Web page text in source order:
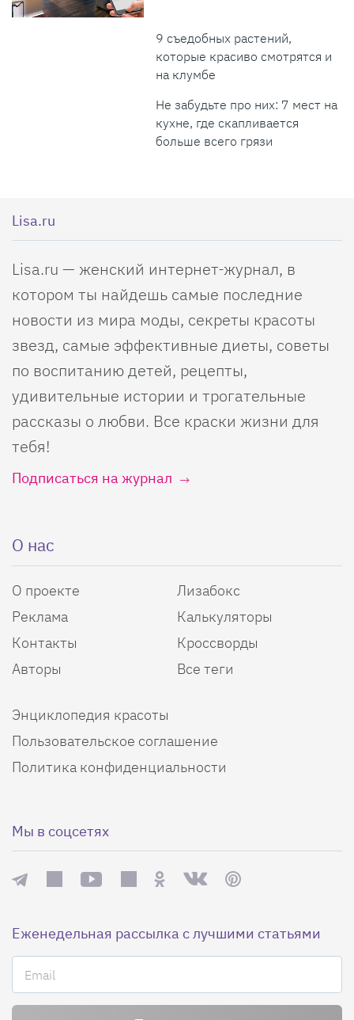
9 съедобных растений,
которые красиво смотрятся и
на клумбе
Не забудьте про них: 7 мест на
кухне, где скапливается
больше всего грязи
Lisa.ru
Lisa.ru — женский интернет-журнал, в
котором ты найдешь самые последние
новости из мира моды, секреты красоты
звезд, самые эффективные диеты, советы
по воспитанию детей, рецепты,
удивительные истории и трогательные
рассказы о любви. Все краски жизни для
тебя!
Подписаться на журнал
О нас
О проекте
Реклама
Контакты
Авторы
Лизабокс
Калькуляторы
Кроссворды
Все теги
Энциклопедия красоты
Пользовательское соглашение
Политика конфиденциальности
Мы в соцсетях
Еженедельная рассылка с лучшими статьями